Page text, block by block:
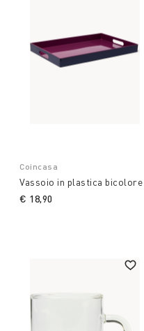
Coincasa
Vassoio in plastica bicolore
€ 18,90